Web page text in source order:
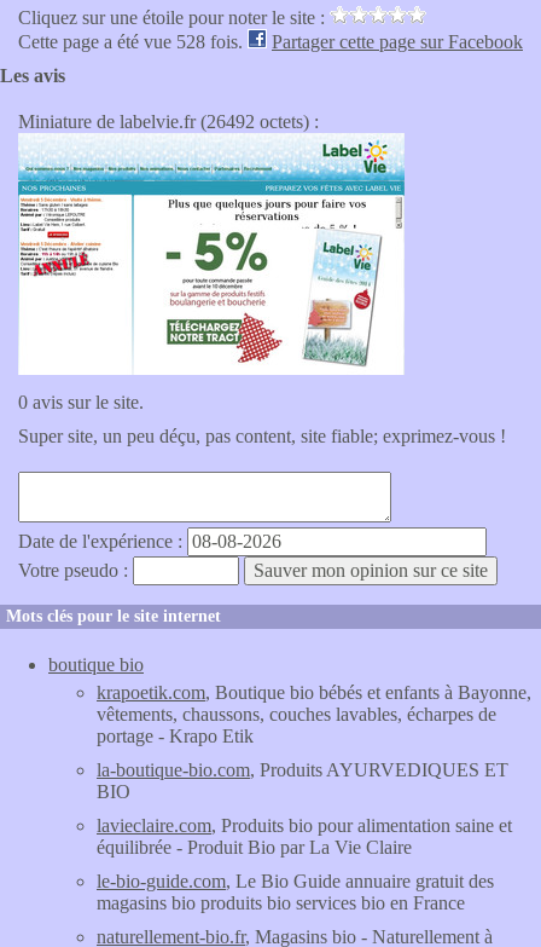
Cliquez sur une étoile pour noter le site :
Cette page a été vue 528 fois.
Partager cette page sur Facebook
Les avis
Miniature de labelvie.fr (26492 octets) :
0 avis sur le site.
Super site, un peu déçu, pas content, site fiable; exprimez-vous !
Date de l'expérience :
Votre pseudo :
Mots clés pour le site internet
boutique bio
krapoetik.com, Boutique bio bébés et enfants à Bayonne,
vêtements, chaussons, couches lavables, écharpes de
portage - Krapo Etik
la-boutique-bio.com, Produits AYURVEDIQUES ET
BIO
lavieclaire.com, Produits bio pour alimentation saine et
équilibrée - Produit Bio par La Vie Claire
le-bio-guide.com, Le Bio Guide annuaire gratuit des
magasins bio produits bio services bio en France
naturellement-bio.fr, Magasins bio - Naturellement à